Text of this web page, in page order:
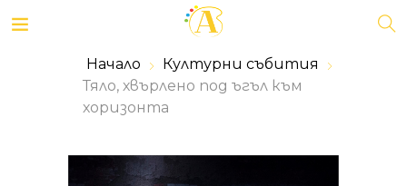
Начало
Културни събития
Тяло, хвърлено под ъгъл към
хоризонта